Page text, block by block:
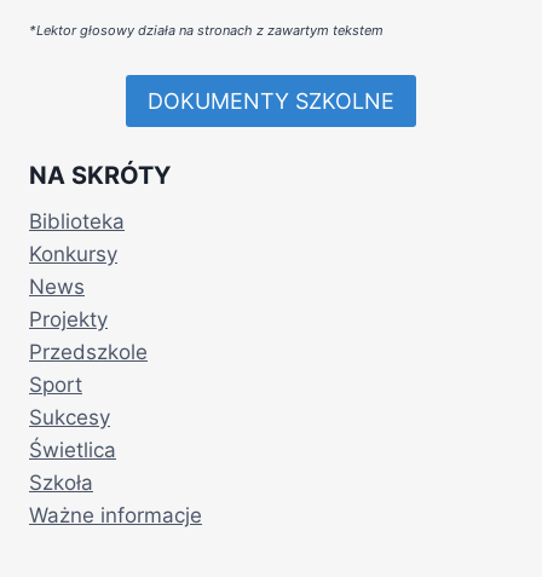
*Lektor głosowy działa na stronach z zawartym tekstem
DOKUMENTY SZKOLNE
NA SKRÓTY
Biblioteka
Konkursy
News
Projekty
Przedszkole
Sport
Sukcesy
Świetlica
Szkoła
Ważne informacje